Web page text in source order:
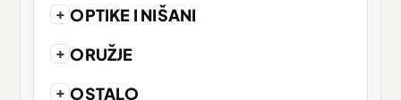
+ OPTIKE I NIŠANI
+ ORUŽJE
+ OSTALO